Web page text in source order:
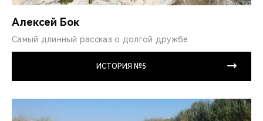
Алексей Бок
Самый длинный рассказ о долгой дружбе
ИСТОРИЯ №5